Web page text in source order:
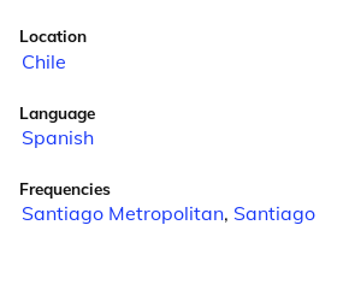
Location
Chile
Language
Spanish
Frequencies
Santiago Metropolitan, Santiago